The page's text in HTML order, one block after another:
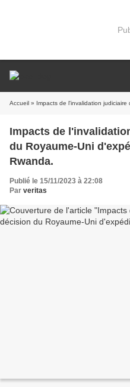
Accueil » Impacts de l'invalidation judiciaire de la
Impacts de
du Royaume-Uni
Rwanda.
Publié le 15/11/2023 à 22:08
Par veritas